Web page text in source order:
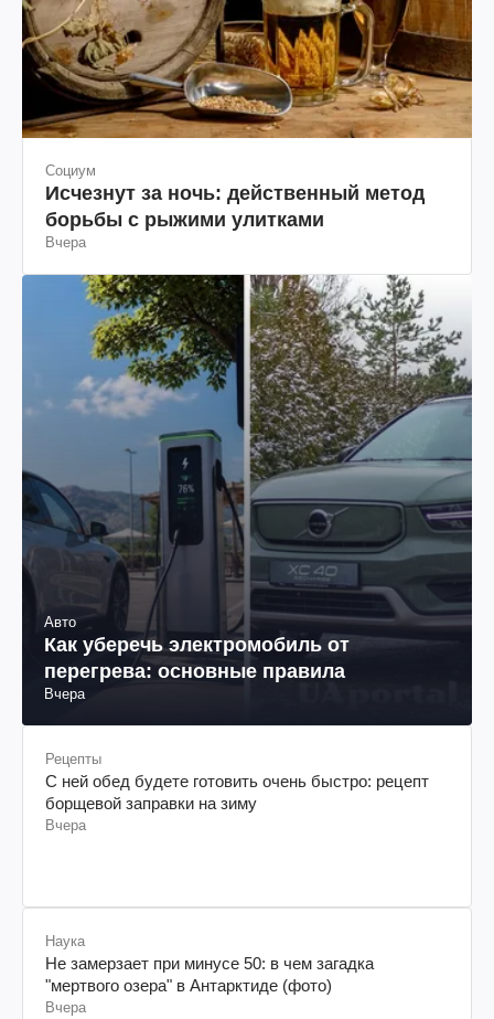
Социум
Исчезнут за ночь: действенный метод
борьбы с рыжими улитками
Вчера
Авто
Как уберечь электромобиль от
перегрева: основные правила
Вчера
Рецепты
С ней обед будете готовить очень быстро: рецепт
борщевой заправки на зиму
Вчера
Наука
Не замерзает при минусе 50: в чем загадка
"мертвого озера" в Антарктиде (фото)
Вчера